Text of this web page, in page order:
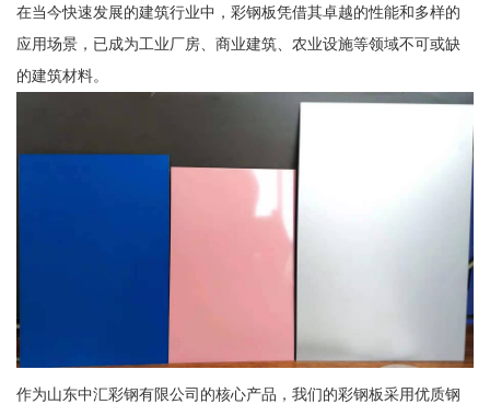
在当今快速发展的建筑行业中，彩钢板凭借其卓越的性能和多样的
应用场景，已成为工业厂房、商业建筑、农业设施等领域不可或缺
的建筑材料。
作为山东中汇彩钢有限公司的核心产品，我们的彩钢板采用优质钢